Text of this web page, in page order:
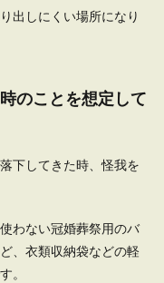
出しにくい場所になり
のことを想定して
下してきた時、怪我を
わない冠婚葬祭用のバ
、衣類収納袋などの軽
。